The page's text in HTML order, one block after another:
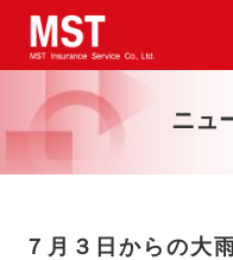
ニュ
７月３日からの大